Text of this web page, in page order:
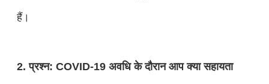
हैं।
2. प्रश्न: COVID-19 अवधि के दौरान आप क्या सहायता